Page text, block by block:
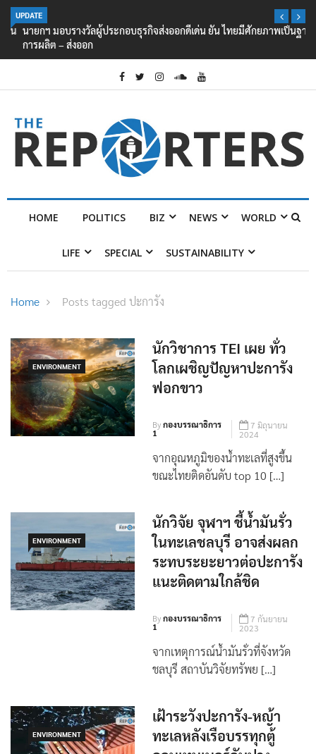
UPDATE
นายกฯ มอบรางวัลผู้ประกอบธุรกิจส่งออกดีเด่น ยัน ไทยมีศักยภาพเป็นฐาน
การผลิต – ส่งออก
HOME POLITICS BIZ NEWS WORLD
LIFE SPECIAL SUSTAINABILITY
Home Posts tagged ปะการัง
ENVIRONMENT
นักวิชาการ TEI เผย ทั่ว
โลกเผชิญปัญหาปะการัง
ฟอกขาว
Byกองบรรณาธิการ
1
7 มิถุนายน
2024
จากอุณหภูมิของน้ำทะเลที่สูงขึ้น
ขณะไทยติดอันดับ top 10 […]
ENVIRONMENT
นักวิจัย จุฬาฯ ชี้น้ำมันรั่ว
ในทะเลชลบุรี อาจส่งผลก
ระทบระยะยาวต่อปะการัง
แนะติดตามใกล้ชิด
Byกองบรรณาธิการ
1
7 กันยายน
2023
จากเหตุการณ์น้ำมันรั่วที่จังหวัด
ชลบุรี สถาบันวิจัยทรัพย […]
ENVIRONMENT
เฝ้าระวังปะการัง-หญ้า
ทะเลหลังเรือบรรทุกตู้